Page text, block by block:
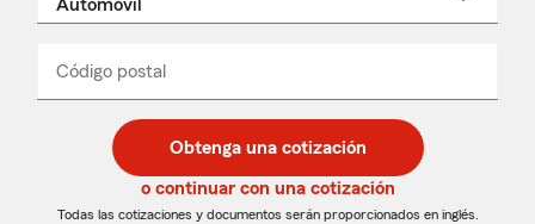
desplegable
Código postal
de
5
dígitos
de
5
dígitos
_____
Obtenga una cotización
o continuar con una cotización
Todas las cotizaciones y documentos serán proporcionados en inglés.